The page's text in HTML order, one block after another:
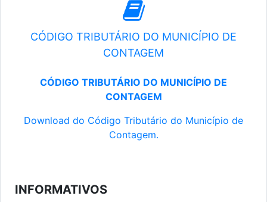
CÓDIGO TRIBUTÁRIO DO MUNICÍPIO DE
CONTAGEM
CÓDIGO TRIBUTÁRIO DO MUNICÍPIO DE
CONTAGEM
Download do Código Tributário do Município de
Contagem.
INFORMATIVOS